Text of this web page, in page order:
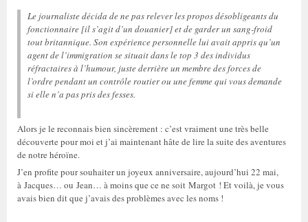
Le journaliste décida de ne pas relever les propos désobligeants du
fonctionnaire [il s’agit d’un douanier] et de garder un sang-froid
tout britannique. Son expérience personnelle lui avait appris qu’un
agent de l’immigration se situait dans le top 3 des individus
réfractaires à l’humour, juste derrière un membre des forces de
l’ordre pendant un contrôle routier ou une femme qui vous demande
si elle n’a pas pris des fesses.
Alors je le reconnais bien sincèrement : c’est vraiment une très belle
découverte pour moi et j’ai maintenant hâte de lire la suite des aventures
de notre héroïne.
J’en profite pour souhaiter un joyeux anniversaire, aujourd’hui 22 mai,
à Jacques… ou Jean… à moins que ce ne soit Margot ! Et voilà, je vous
avais bien dit que j’avais des problèmes avec les noms !